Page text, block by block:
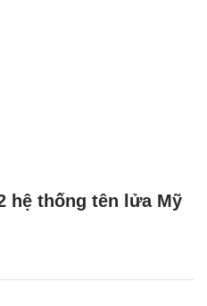
hệ thống tên lửa Mỹ